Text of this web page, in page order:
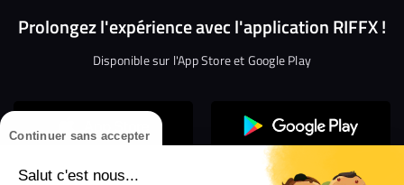
Continuer sans accepter
Salut c'est nous...
Prolongez l'expérience avec l'application RIFFX !
Disponible sur l'App Store et Google Play